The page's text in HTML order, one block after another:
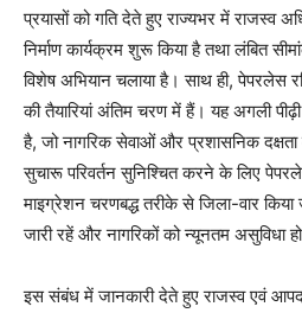
प्रयासों को गति देते हुए राज्यभर में राजस्व
निर्माण कार्यक्रम शुरू किया है तथा लंबित
विशेष अभियान चलाया है। साथ ही, पेपरलेस
की तैयारियां अंतिम चरण में हैं। यह अगली
है, जो नागरिक सेवाओं और प्रशासनिक
सुचारू परिवर्तन सुनिश्चित करने के लिए
माइग्रेशन चरणबद्ध तरीके से जिला-वार किया
जारी रहें और नागरिकों को न्यूनतम असुविधा
इस संबंध में जानकारी देते हुए राजस्व एवं आपदा